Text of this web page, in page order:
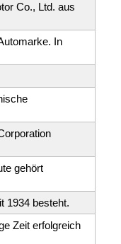
Co., Ltd. aus
In
gehört
1934 besteht.
Zeit erfolgreich